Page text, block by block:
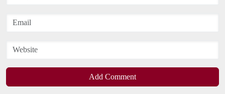
Add Comment